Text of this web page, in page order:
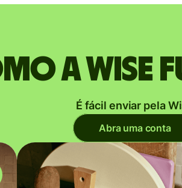
a Wise
É fácil enviar pela
Abra uma conta